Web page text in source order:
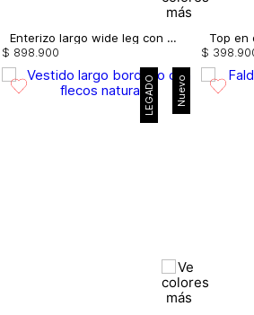
Enterizo largo wide leg con flores 3d
$ 898 900
$ 398
Nuevo
LEGADO